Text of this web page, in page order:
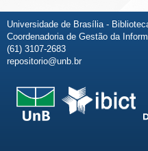
Universidade de Brasília -
Coordenadoria de Gestão da
(61) 3107-2683
repositorio@unb.br